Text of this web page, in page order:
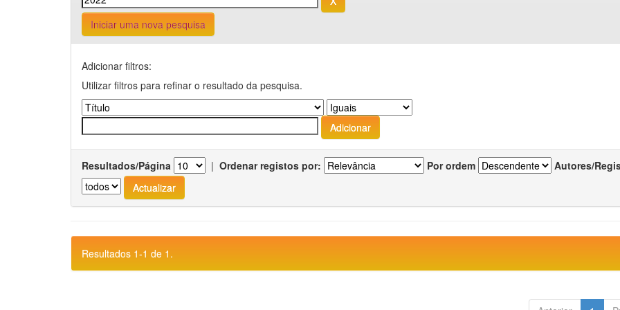
Iniciar uma nova pesquisa
Adicionar filtros:
Utilizar filtros para refinar o resultado da pesquisa.
Resultados/Página | Ordenar registos por: Por ordem Autores/
Resultados 1-1 de 1.